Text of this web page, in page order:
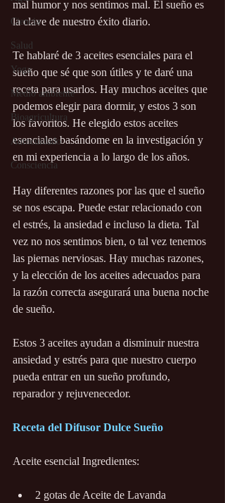
Ciencia
Salud
Yoga
Medio ambiente
Bioagricultura
Autocuidado
Consciencia
mal humor y nos sentimos mal. El sueño es
la clave de nuestro éxito diario.
Te hablaré de 3 aceites esenciales para el
sueño que sé que son útiles y te daré una
receta para usarlos. Hay muchos aceites que
podemos elegir para dormir, y estos 3 son
los favoritos. He elegido estos aceites
esenciales basándome en la investigación y
en mi experiencia a lo largo de los años.
Hay diferentes razones por las que el sueño
se nos escapa. Puede estar relacionado con
el estrés, la ansiedad e incluso la dieta. Tal
vez no nos sentimos bien, o tal vez tenemos
las piernas nerviosas. Hay muchas razones,
y la elección de los aceites adecuados para
la razón correcta asegurará una buena noche
de sueño.
Estos 3 aceites ayudan a disminuir nuestra
ansiedad y estrés para que nuestro cuerpo
pueda entrar en un sueño profundo,
reparador y rejuvenecedor.
Receta del Difusor Dulce Sueño
Aceite esencial Ingredientes:
2 gotas de Aceite de Lavanda